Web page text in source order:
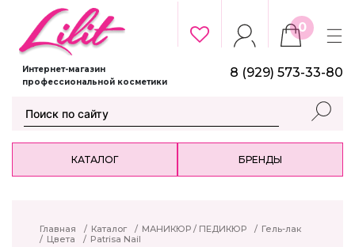
Интернет-магазин
профессиональной косметики
0
8 (929) 573-33-80
КАТАЛОГ БРЕНДЫ
Главная / Каталог / МАНИКЮР / ПЕДИКЮР / Гель-лак
/ Цвета / Patrisa Nail